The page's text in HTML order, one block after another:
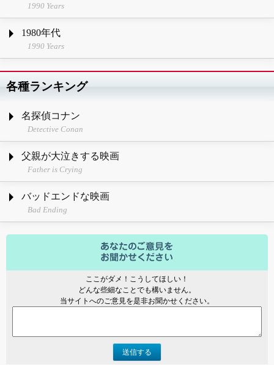
1990 Years
1980年代
1990 Years
各種ランキング
名探偵コナン
Detective Conan
父親が大泣きする映画
Father is Crying
バッドエンドな映画
Bad Ending
ここがダメ！こうしてほしい！
どんな些細なことでも構いません。
当サイトへのご意見を是非お聞かせください。
送信する